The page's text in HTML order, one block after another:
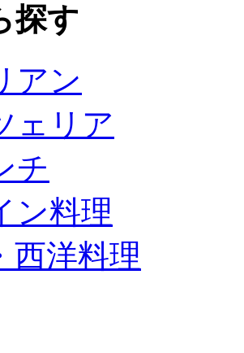
探す
アン
ェリア
チ
ン料理
西洋料理